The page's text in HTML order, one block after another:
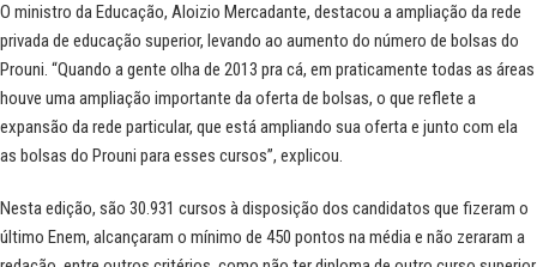
O ministro da Educação, Aloizio Mercadante, destacou a ampliação da rede
privada de educação superior, levando ao aumento do número de bolsas do
Prouni. “Quando a gente olha de 2013 pra cá, em praticamente todas as áreas
houve uma ampliação importante da oferta de bolsas, o que reflete a
expansão da rede particular, que está ampliando sua oferta e junto com ela
as bolsas do Prouni para esses cursos”, explicou.
Nesta edição, são 30.931 cursos à disposição dos candidatos que fizeram o
último Enem, alcançaram o mínimo de 450 pontos na média e não zeraram a